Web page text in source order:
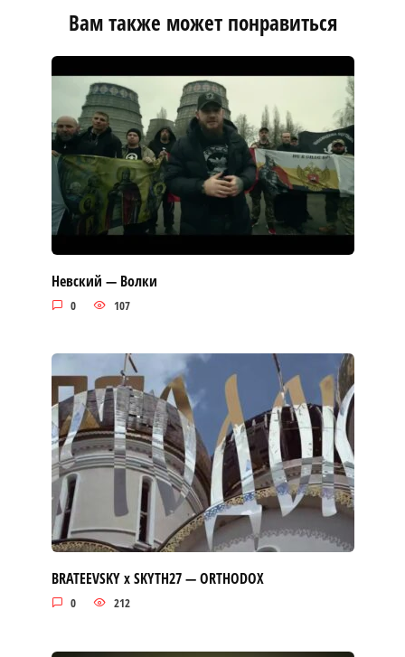
Вам также может понравиться
Невский — Волки
0 107
BRATEEVSKY x SKYTH27 — ORTHODOX
0 212